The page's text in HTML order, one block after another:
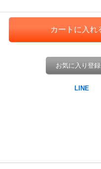
お気に入り登録